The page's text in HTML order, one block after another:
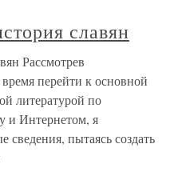
славян
Рассмотрев
перейти к основной
литературой по
и Интернетом, я
сведения, пытаясь создать